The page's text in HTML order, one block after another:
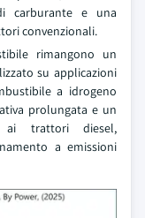
carburante e una
convenzionali.
rimangono un
su applicazioni
a idrogeno
prolungata e un
ai trattori diesel,
a emissioni